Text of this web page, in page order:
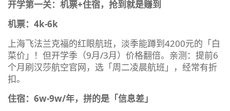
开学第一关：机票+住宿，抢到就是赚到
机票：4k-6k
上海飞法兰克福的红眼航班，淡季能蹲到4200元的「白
菜价」！但开学季（9月/3月）价格翻倍。亲测：提前6
个月刷汉莎航空官网，选「周二凌晨航班」，经常有折
扣。
住宿：6w-9w/年，拼的是「信息差」